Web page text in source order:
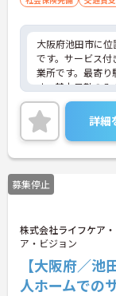
大阪府池田市に
です。サービス
業所です。最寄
す。基本日勤の
整えやすく無理
ある方には、面接
お話しいたします
詳細
募集停止
株式会社ライフケア
ア・ビジョン
【大阪府／
人ホームでの